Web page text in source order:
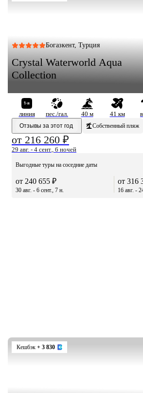
Богазкент, Турция
Crystal Waterworld Aqua
Collection
линия пес./гал. 40 м 41 км
Отзывы за этот год
Собственный пляж
от 216 260 ₽
29 авг. - 4 сент., 6 ночей
Выгодные туры на соседние даты
от 240 655 ₽
30 авг. - 6 сент., 7 н.
от 316
16 авг. -
Кешбэк + 3 830